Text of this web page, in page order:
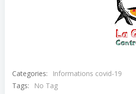
Categories:
Informations covid-19
Tags:
No Tag